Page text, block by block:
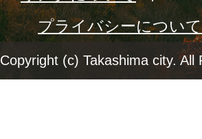
プライバシーについて
Copyright (c) Takashima city. All